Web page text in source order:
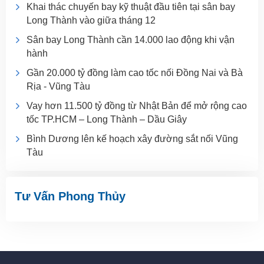
Khai thác chuyến bay kỹ thuật đầu tiên tại sân bay
Long Thành vào giữa tháng 12
Sân bay Long Thành cần 14.000 lao động khi vận
hành
Gần 20.000 tỷ đồng làm cao tốc nối Đồng Nai và Bà
Rịa - Vũng Tàu
Vay hơn 11.500 tỷ đồng từ Nhật Bản để mở rộng cao
tốc TP.HCM – Long Thành – Dầu Giây
Bình Dương lên kế hoạch xây đường sắt nối Vũng
Tàu
Tư Vấn Phong Thủy